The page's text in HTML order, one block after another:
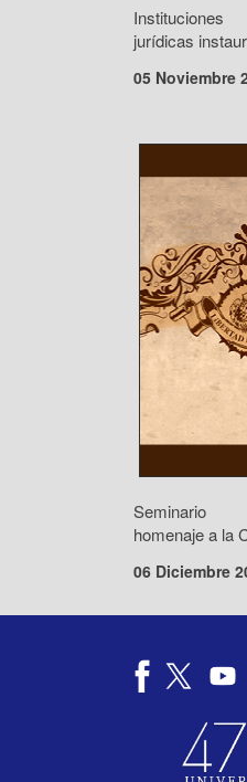
jurídicas
05 Noviembre
Seminario
homenaje a la
06 Diciembre